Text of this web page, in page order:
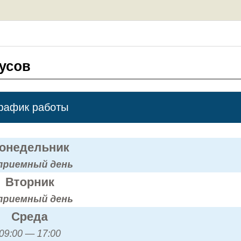
работы
день
Вторник
день
Среда
— 17:00